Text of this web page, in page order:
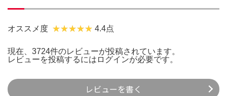
オススメ度 4.4点
現在、3724件のレビューが投稿されています。
レビューを投稿するには ログインが必要です。
レビューを書く